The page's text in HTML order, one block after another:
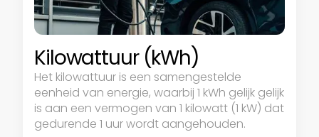
Kilowattuur (kWh)
Het kilowattuur is een samengestelde
eenheid van energie, waarbij 1 kWh gelijk gelijk
is aan een vermogen van 1 kilowatt (1 kW) dat
gedurende 1 uur wordt aangehouden.